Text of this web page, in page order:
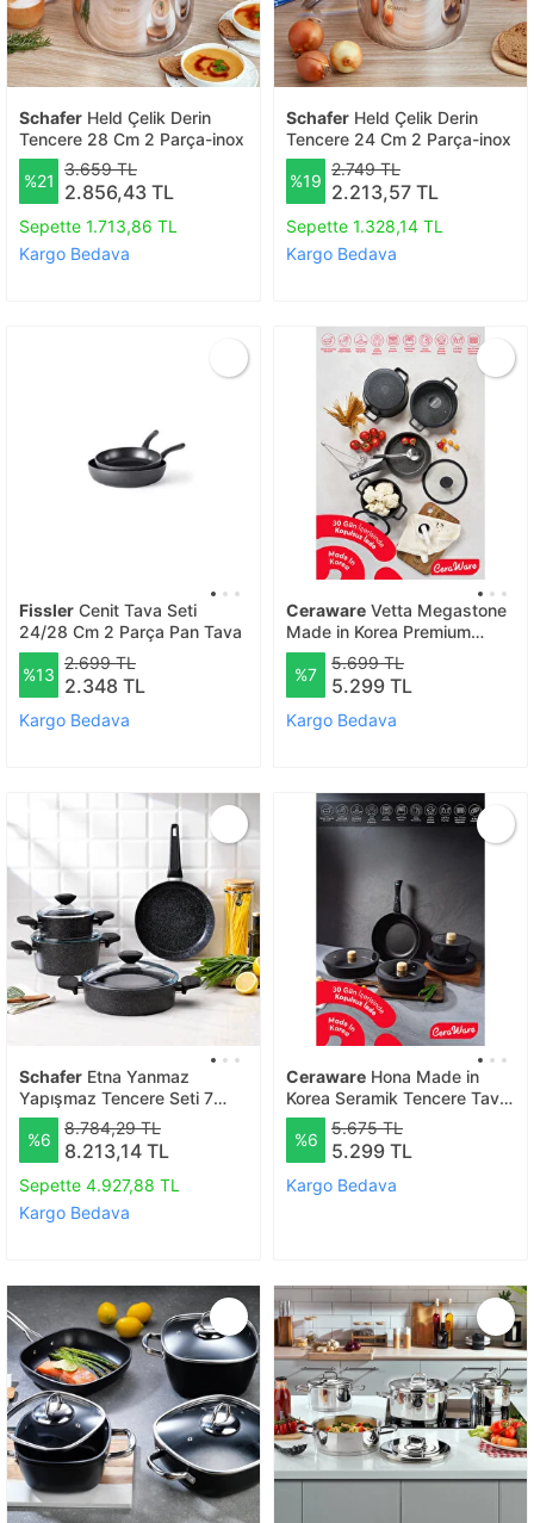
Schafer Held Çelik Derin
Tencere 28 Cm 2 Parça-inox
%21
3.659 TL
2.856,43 TL
Sepette 1.713,86 TL
Kargo Bedava
Schafer Held Çelik Derin
Tencere 24 Cm 2 Parça-inox
%19
2.749 TL
2.213,57 TL
Sepette 1.328,14 TL
Kargo Bedava
Fissler Cenit Tava Seti
24/28 Cm 2 Parça Pan Tava
%13
2.699 TL
2.348 TL
Kargo Bedava
Ceraware Vetta Megastone
Made in Korea Premium
Tencere Tava Seti Çizilmeye
Dayanıklı Yapışmaz Mutfak
Seti Siyah
%7
5.699 TL
5.299 TL
Kargo Bedava
Schafer Etna Yanmaz
Yapışmaz Tencere Seti 7
Parça-siyah
%6
8.784,29 TL
8.213,14 TL
Sepette 4.927,88 TL
Kargo Bedava
Ceraware Hona Made in
Korea Seramik Tencere Tava
Seti 14 Parça Sapı Çıkabilen
İç İçe Geçen Mutfak Seti
Siyah
%6
5.675 TL
5.299 TL
Kargo Bedava